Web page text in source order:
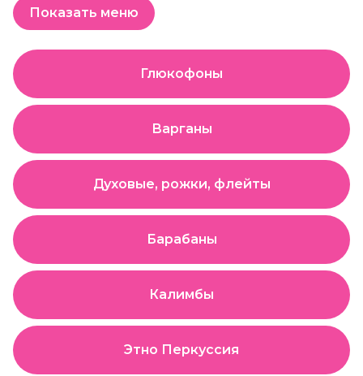
Глюкофоны
Варганы
Духовые, рожки, флейты
Барабаны
Калимбы
Этно Перкуссия